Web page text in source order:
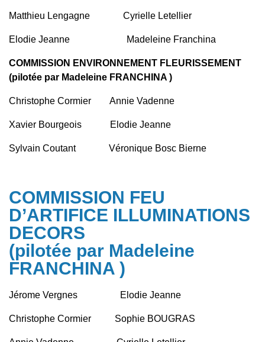
Matthieu Lengagne Cyrielle Letellier
Elodie Jeanne Madeleine Franchina
COMMISSION ENVIRONNEMENT FLEURISSEMENT
(pilotée par Madeleine FRANCHINA )
Christophe Cormier Annie Vadenne
Xavier Bourgeois Elodie Jeanne
Sylvain Coutant Véronique Bosc Bierne
COMMISSION FEU
D’ARTIFICE ILLUMINATIONS
DECORS
(pilotée par Madeleine
FRANCHINA )
Jérome Vergnes Elodie Jeanne
Christophe Cormier Sophie BOUGRAS